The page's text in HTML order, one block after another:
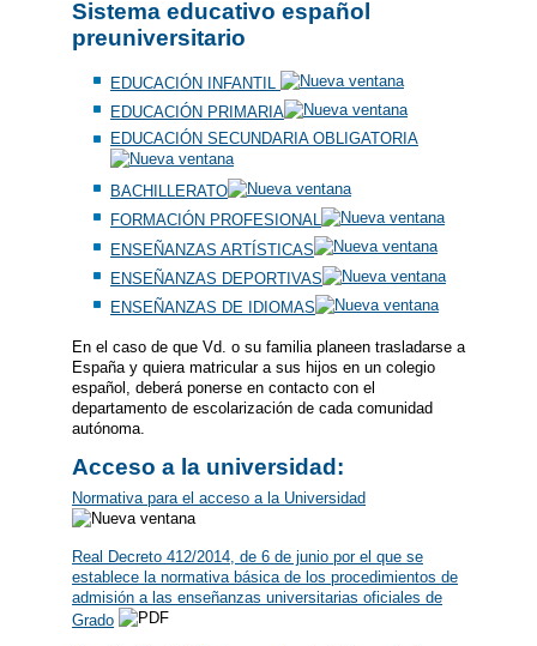
Sistema educativo español
preuniversitario
EDUCACIÓN INFANTIL
EDUCACIÓN PRIMARIA
EDUCACIÓN SECUNDARIA OBLIGATORIA
BACHILLERATO
FORMACIÓN PROFESIONAL
ENSEÑANZAS ARTÍSTICAS
ENSEÑANZAS DEPORTIVAS
ENSEÑANZAS DE IDIOMAS
En el caso de que Vd. o su familia planeen trasladarse a
España y quiera matricular a sus hijos en un colegio
español, deberá ponerse en contacto con el
departamento de escolarización de cada comunidad
autónoma.
Acceso a la universidad:
Normativa para el acceso a la Universidad
Real Decreto 412/2014, de 6 de junio por el que se
establece la normativa básica de los procedimientos de
admisión a las enseñanzas universitarias oficiales de
Grado